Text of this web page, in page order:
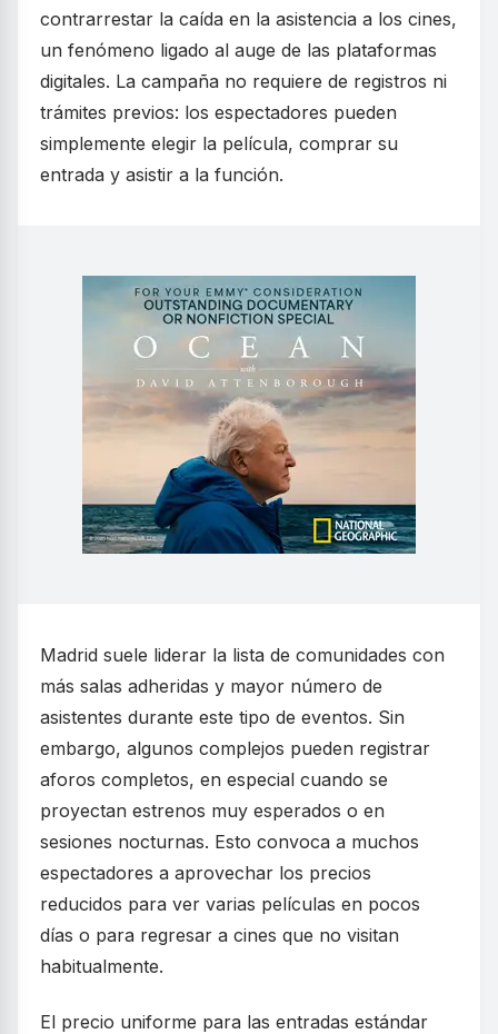
contrarrestar la caída en la asistencia a los cines,
un fenómeno ligado al auge de las plataformas
digitales. La campaña no requiere de registros ni
trámites previos: los espectadores pueden
simplemente elegir la película, comprar su
entrada y asistir a la función.
Madrid suele liderar la lista de comunidades con
más salas adheridas y mayor número de
asistentes durante este tipo de eventos. Sin
embargo, algunos complejos pueden registrar
aforos completos, en especial cuando se
proyectan estrenos muy esperados o en
sesiones nocturnas. Esto convoca a muchos
espectadores a aprovechar los precios
reducidos para ver varias películas en pocos
días o para regresar a cines que no visitan
habitualmente.
El precio uniforme para las entradas estándar